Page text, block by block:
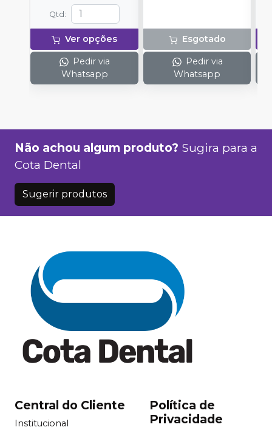
Qtd :
Ver opções
Pedir via
Whatsapp
Esgotado
Pedir via
Whatsapp
Não achou algum produto? Sugira para a
Cota Dental
Sugerir produtos
Central do Cliente
Institucional
Política de
Privacidade